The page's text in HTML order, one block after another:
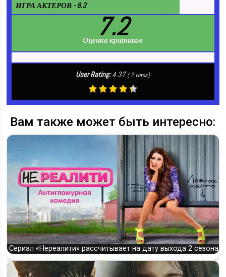
ИГРА АКТЕРОВ - 8.3
7.2
Оценка критиков
User Rating:4.37 (7votes)
Вам также может быть интересно:
Сериал «Нереалити» рассчитывает на дату выхода 2 сезона